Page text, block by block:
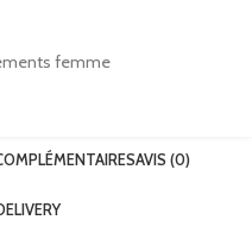
femme
AVIS (0)